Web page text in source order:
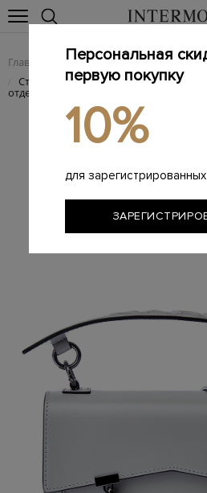
Главная Женщинам / Женские
/ Структурированная сумка K/Karl
отделкой
Персональная
первую покупку
10%
для